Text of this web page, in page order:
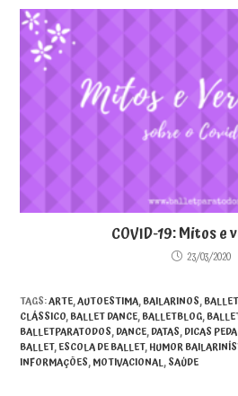
COVID-19: Mitos e
23/03/2020
TAGS:ARTE,AUTOESTIMA,BAILARINOS,BALLET
CLÁSSICO,BALLET DANCE,BALLETBLOG,
BALLETPARATODOS,DANCE,DATAS,DICAS
BALLET,ESCOLA DE BALLET,HUMOR
INFORMAÇÕES,MOTIVACIONAL,SAÚDE